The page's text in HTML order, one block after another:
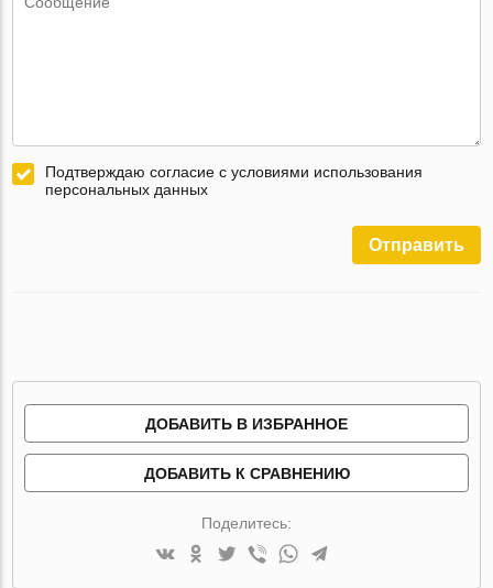
Подтверждаю согласие с условиями использования
персональных данных
Отправить
ДОБАВИТЬ В ИЗБРАННОЕ
ДОБАВИТЬ К СРАВНЕНИЮ
Поделитесь: